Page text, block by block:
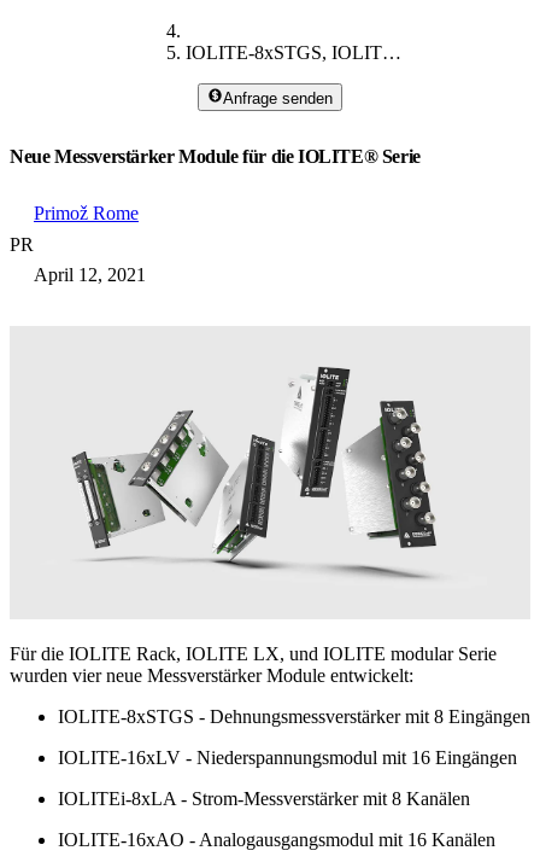
IOLITE-8xSTGS, IOLITE-16xLV, IOLITEi-8xLA und IOLITE-16xAO
Anfrage senden
Neue Messverstärker Module für die IOLITE® Serie
PR
Primož Rome
April 12, 2021
Für die IOLITE Rack, IOLITE LX, und IOLITE modular Serie
wurden vier neue Messverstärker Module entwickelt:
IOLITE-8xSTGS - Dehnungsmessverstärker mit 8 Eingängen
IOLITE-16xLV - Niederspannungsmodul mit 16 Eingängen
IOLITEi-8xLA - Strom-Messverstärker mit 8 Kanälen
IOLITE-16xAO - Analogausgangsmodul mit 16 Kanälen